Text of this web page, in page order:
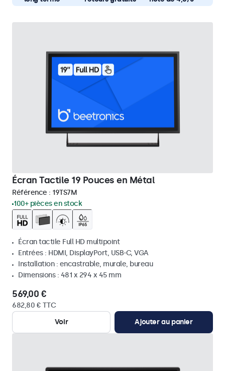
Écran Tactile 19 Pouces en Métal
Référence : 19TS7M
100+ pièces en stock
Écran tactile Full HD multipoint
Entrées : HDMI, DisplayPort, USB-C, VGA
Installation : encastrable, murale, bureau
Dimensions : 481 x 294 x 45 mm
569,00 €
682,80 € TTC
Voir
Ajouter au panier